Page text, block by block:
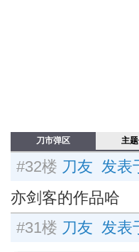
刀市弹区
主
#32楼 刀友 发表
亦剑客的作品哈
#31楼 刀友 发表